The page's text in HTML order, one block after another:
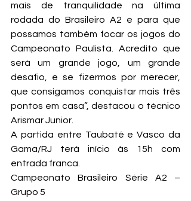
mais de tranquilidade na última
rodada do Brasileiro A2 e para que
possamos também focar os jogos do
Campeonato Paulista. Acredito que
será um grande jogo, um grande
desafio, e se fizermos por merecer,
que consigamos conquistar mais três
pontos em casa”, destacou o técnico
Arismar Junior.
A partida entre Taubaté e Vasco da
Gama/RJ terá início às 15h com
entrada franca.
Campeonato Brasileiro Série A2 –
Grupo 5